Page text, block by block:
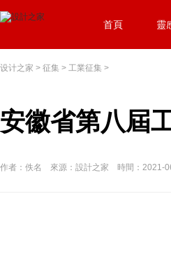
首頁 靈
设计之家 > 征集 > 工業征集 >
安徽省第八屆
作者：佚名 來源：設計之家 時間：2021-